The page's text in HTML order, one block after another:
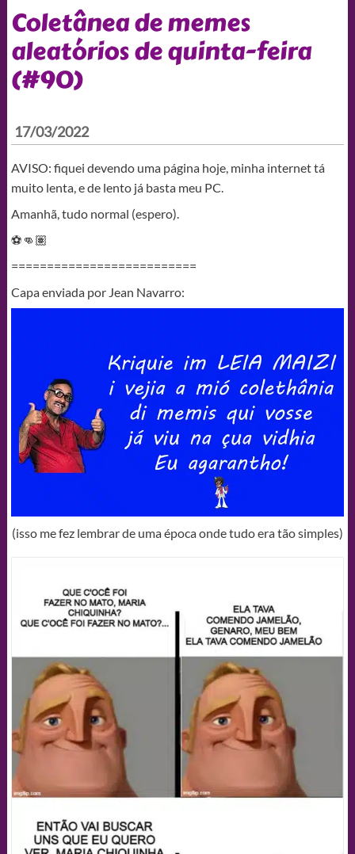
Coletânea de memes
aleatórios de quinta-feira
(#90)
17/03/2022
AVISO: fiquei devendo uma página hoje, minha internet tá
muito lenta, e de lento já basta meu PC.
Amanhã, tudo normal (espero).
⚽👊🏽
==========================
Capa enviada por Jean Navarro:
(isso me fez lembrar de uma época onde tudo era tão simples)